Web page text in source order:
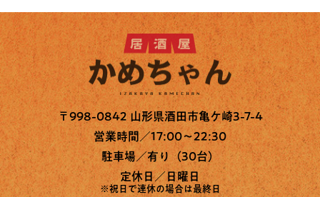
〒998-0842 山形県酒田市亀ケ崎3-7-4
営業時間／17:00～22:30
駐車場／有り（30台）
定休日／日曜日
※祝日で連休の場合は最終日